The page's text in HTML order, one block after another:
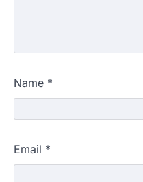
Name *
Email *